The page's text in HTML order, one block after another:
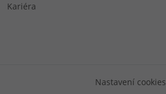
Kariéra
Nastavení cookies